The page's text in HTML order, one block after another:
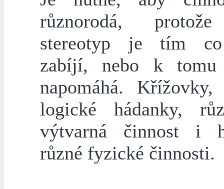
různorodá,
stereotyp je tím
zabíjí, nebo k tomu
napomáhá. Křížovky,
logické hádanky,
výtvarná činnost i
různé fyzické činnosti.